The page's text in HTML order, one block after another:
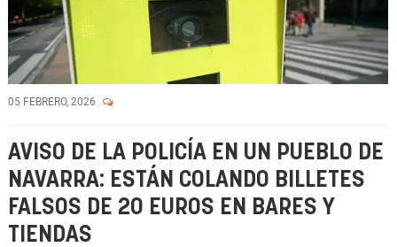
05 FEBRERO, 2026
AVISO DE LA POLICÍA EN UN PUEBLO DE
NAVARRA: ESTÁN COLANDO BILLETES
FALSOS DE 20 EUROS EN BARES Y
TIENDAS